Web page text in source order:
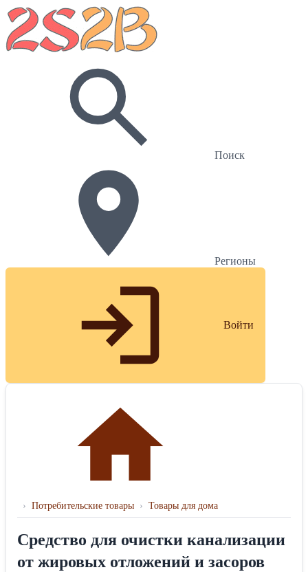
Поиск
Регионы
Войти
› Потребительские товары › Товары для дома
Средство для очистки канализации
от жировых отложений и засоров